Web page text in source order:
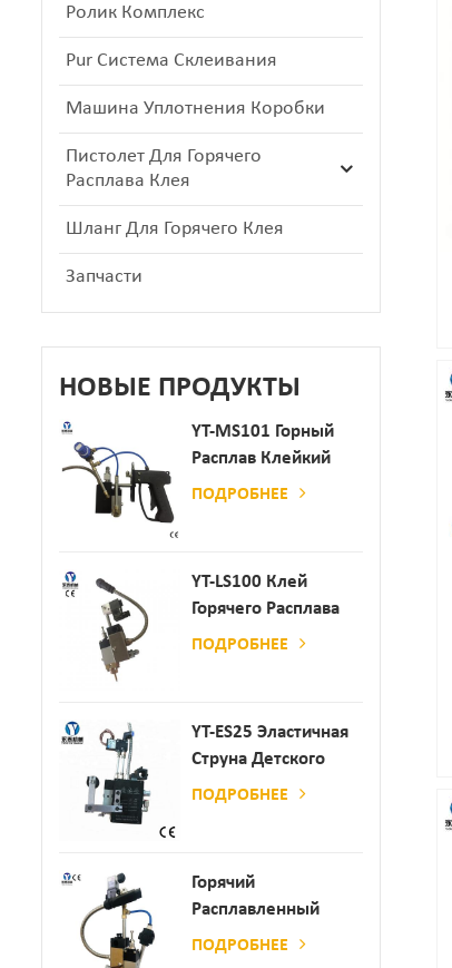
Ролик Комплекс
Pur Система Склеивания
Машина Уплотнения Коробки
Пистолет Для Горячего
Расплава Клея
Шланг Для Горячего Клея
Запчасти
НОВЫЕ ПРОДУКТЫ
YT-MS101 Горный
Расплав Клейкий
Распылительный
ПОДРОБНЕЕ
YT-LS100 Клей
Горячего Расплава
Клея
ПОДРОБНЕЕ
YT-ES25 Эластичная
Струна Детского
Пеленки
ПОДРОБНЕЕ
Горячий
Расплавленный
Клей
ПОДРОБНЕЕ